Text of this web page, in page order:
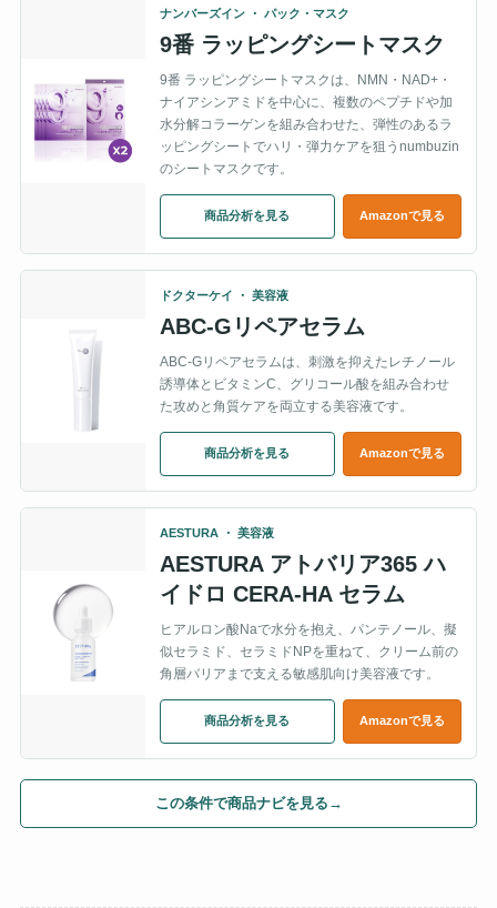
ナンバーズイン ・ パック・マスク
9番 ラッピングシートマスク
9番 ラッピングシートマスクは、NMN・NAD+・
ナイアシンアミドを中心に、複数のペプチドや加
水分解コラーゲンを組み合わせた、弾性のあるラ
ッピングシートでハリ・弾力ケアを狙うnumbuzin
のシートマスクです。
商品分析を見る Amazonで見る
ドクターケイ ・ 美容液
ABC-Gリペアセラム
ABC-Gリペアセラムは、刺激を抑えたレチノール
誘導体とビタミンC、グリコール酸を組み合わせ
た攻めと角質ケアを両立する美容液です。
商品分析を見る Amazonで見る
AESTURA ・ 美容液
AESTURA アトバリア365 ハ
イドロ CERA-HA セラム
ヒアルロン酸Naで水分を抱え、パンテノール、擬
似セラミド、セラミドNPを重ねて、クリーム前の
角層バリアまで支える敏感肌向け美容液です。
商品分析を見る Amazonで見る
この条件で商品ナビを見る →